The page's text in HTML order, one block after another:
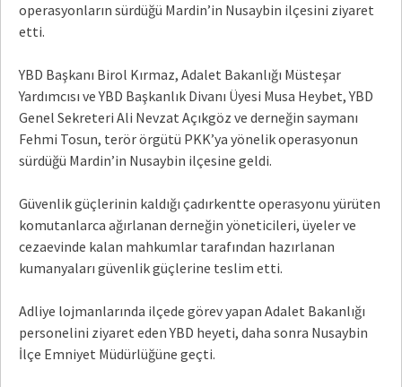
operasyonların sürdüğü Mardin’in Nusaybin ilçesini ziyaret
etti.
YBD Başkanı Birol Kırmaz, Adalet Bakanlığı Müsteşar
Yardımcısı ve YBD Başkanlık Divanı Üyesi Musa Heybet, YBD
Genel Sekreteri Ali Nevzat Açıkgöz ve derneğin saymanı
Fehmi Tosun, terör örgütü PKK’ya yönelik operasyonun
sürdüğü Mardin’in Nusaybin ilçesine geldi.
Güvenlik güçlerinin kaldığı çadırkentte operasyonu yürüten
komutanlarca ağırlanan derneğin yöneticileri, üyeler ve
cezaevinde kalan mahkumlar tarafından hazırlanan
kumanyaları güvenlik güçlerine teslim etti.
Adliye lojmanlarında ilçede görev yapan Adalet Bakanlığı
personelini ziyaret eden YBD heyeti, daha sonra Nusaybin
İlçe Emniyet Müdürlüğüne geçti.